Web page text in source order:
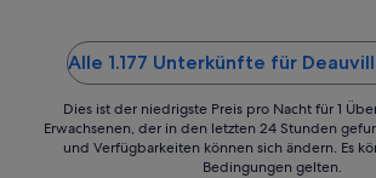
Alle 1.177 Unterkünfte für
Dies ist der niedrigste Preis pro Nacht für 1
Erwachsenen, der in den letzten 24 Stunden
und Verfügbarkeiten können sich ändern. Es
Bedingungen gelten.